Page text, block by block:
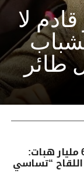
لا
طائر
198 مليار تبرعات و6000 مليار هبات:
“تساسي